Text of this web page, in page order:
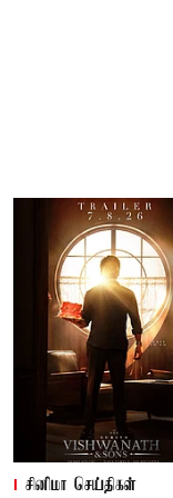
சினிமா செய்திகள்